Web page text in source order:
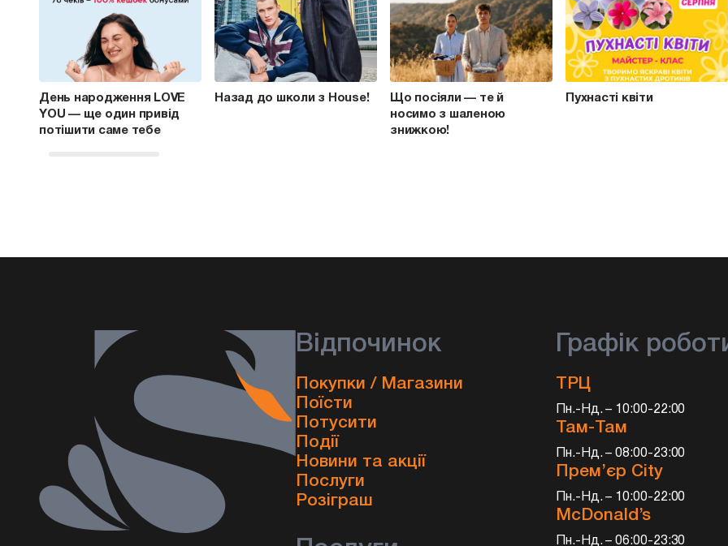
День народження LOVE
YOU — ще один привід
потішити саме тебе
Назад до школи з House!
Що посіяли — те й
носимо з шаленою
знижкою!
Пухнасті квіти
Відпочинок
Покупки / Магазини
Поїсти
Потусити
Події
Новини та акції
Послуги
Розіграш
Графік
ТРЦ
Пн.-Нд. – 10:00-22:00
Там-Там
Пн.-Нд. – 08:00-23:00
Прем’єр City
Пн.-Нд. – 10:00-22:00
McDonald’s
Пн.-Нд. – 06:00-23:30